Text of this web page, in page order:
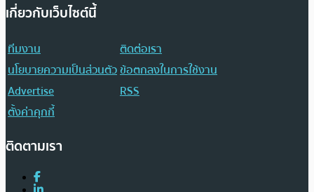
เกี่ยวกับเว็บไซต์นี้
ทีมงาน
ติดต่อเรา
นโยบายความเป็นส่วนตัวข้อตกลงในการใช้งาน
Advertise
RSS
ตั้งค่าคุกกี้
ติดตามเรา